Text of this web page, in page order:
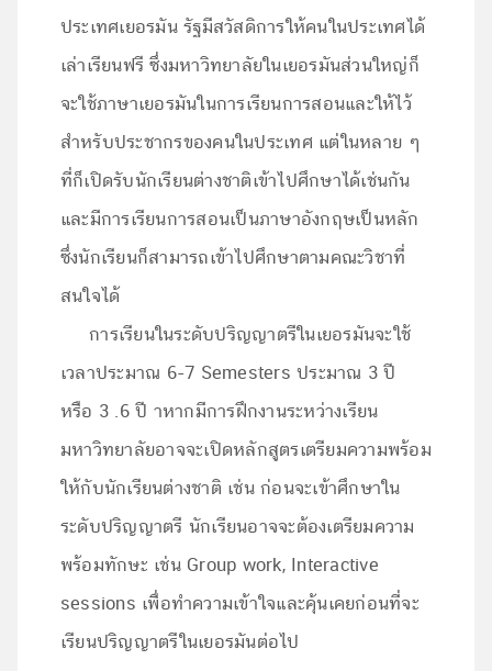
ประเทศเยอรมัน รัฐมีสวัสดิการให้คนในประเทศได้
เล่าเรียนฟรี ซึ่งมหาวิทยาลัยในเยอรมันส่วนใหญ่ก็
จะใช้ภาษาเยอรมันในการเรียนการสอนและให้ไว้
สำหรับประชากรของคนในประเทศ แต่ในหลาย ๆ
ที่ก็เปิดรับนักเรียนต่างชาติเข้าไปศึกษาได้เช่นกัน
และมีการเรียนการสอนเป็นภาษาอังกฤษเป็นหลัก
ซึ่งนักเรียนก็สามารถเข้าไปศึกษาตามคณะวิชาที่
สนใจได้
การเรียนในระดับปริญญาตรีในเยอรมันจะใช้
เวลาประมาณ 6-7 Semesters ประมาณ 3 ปี
หรือ 3 .6 ปี าหากมีการฝึกงานระหว่างเรียน
มหาวิทยาลัยอาจจะเปิดหลักสูตรเตรียมความพร้อม
ให้กับนักเรียนต่างชาติ เช่น ก่อนจะเข้าศึกษาใน
ระดับปริญญาตรี นักเรียนอาจจะต้องเตรียมความ
พร้อมทักษะ เช่น Group work, Interactive
sessions เพื่อทำความเข้าใจและคุ้นเคยก่อนที่จะ
เรียนปริญญาตรีในเยอรมันต่อไป